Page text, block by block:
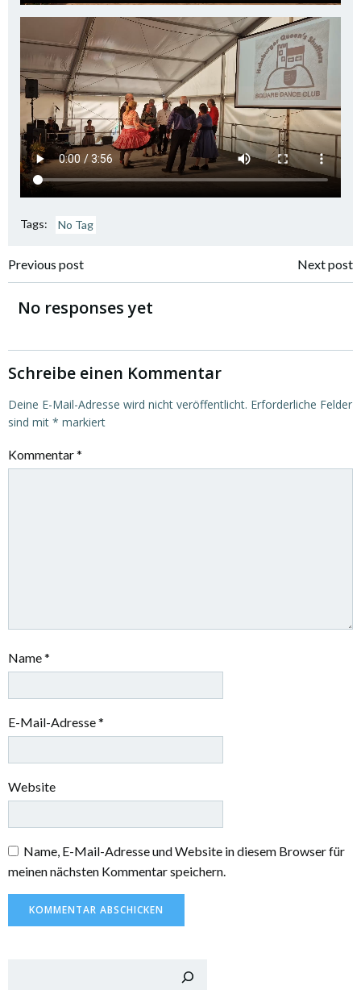
Tags: No Tag
Post
navigation
Previous post Next post
No responses yet
Schreibe einen Kommentar
Deine E-Mail-Adresse wird nicht veröffentlicht. Erforderliche Felder
sind mit * markiert
Kommentar*
Name*
E-Mail-Adresse*
Website
Name, E-Mail-Adresse und Website in diesem Browser für
meinen nächsten Kommentar speichern.